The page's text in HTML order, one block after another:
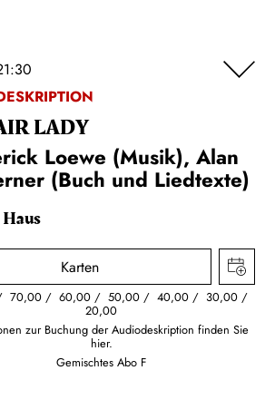
LADY
Loewe (Musik), Alan
(Buch und Liedtexte)
Karten
70,00 60,00 50,00 40,00 30,00
20,00
zur Buchung der Audiodeskription finden Sie
hier.
Gemischtes Abo F